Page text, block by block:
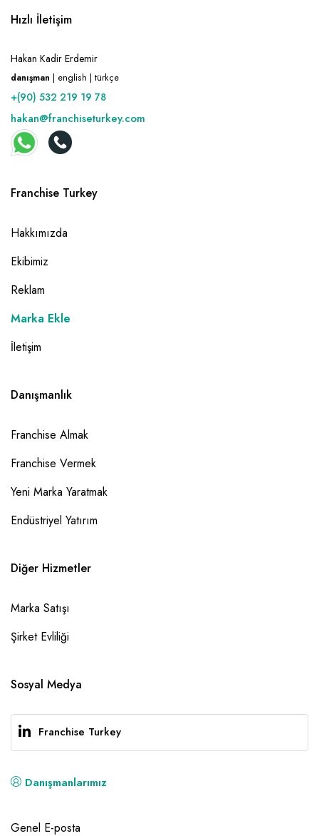
Hızlı İletişim
Hakan Kadir Erdemir
danışman | english | türkçe
+(90) 532 219 19 78
hakan@franchiseturkey.com
Franchise Turkey
Hakkımızda
Ekibimiz
Reklam
Marka Ekle
İletişim
Danışmanlık
Franchise Almak
Franchise Vermek
Yeni Marka Yaratmak
Endüstriyel Yatırım
Diğer Hizmetler
Marka Satışı
Şirket Evliliği
Sosyal Medya
Franchise Turkey
Danışmanlarımız
Genel E-posta